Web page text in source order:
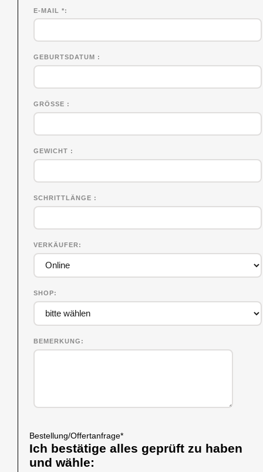
E-MAIL *
GEBURTSDATUM
GRÖSSE
GEWICHT
SCHRITTLÄNGE
VERKÄUFER
SHOP
BEMERKUNG
Bestellung/Offertanfrage*
Ich bestätige alles geprüft zu haben
und wähle: